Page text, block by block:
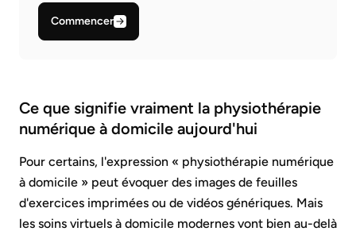
Commencer
Ce que signifie vraiment la physiothérapie
numérique à domicile aujourd'hui
Pour certains, l'expression « physiothérapie numérique
à domicile » peut évoquer des images de feuilles
d'exercices imprimées ou de vidéos génériques. Mais
les soins virtuels à domicile modernes vont bien au-delà